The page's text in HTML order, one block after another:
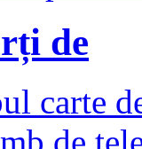
de
carte
de